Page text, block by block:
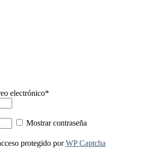
electrónico*
Mostrar contraseña
protegido porWP Captcha